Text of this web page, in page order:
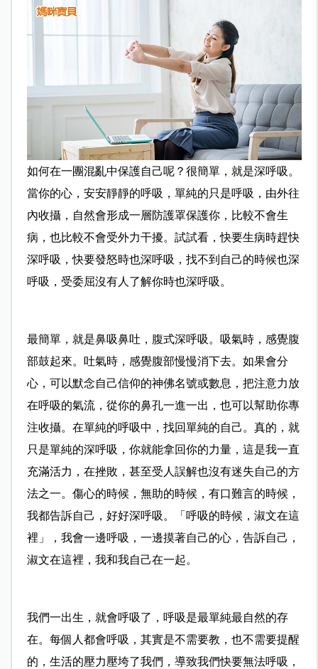
如何在一團混亂中保護自己呢？很簡單，就是深呼吸。
當你的心，安安靜靜的呼吸，單純的只是呼吸，由外往
內收攝，自然會形成一層防護罩保護你，比較不會生
病，也比較不會受外力干擾。試試看，快要生病時趕快
深呼吸，快要發怒時也深呼吸，找不到自己的時候也深
呼吸，受委屈沒有人了解你時也深呼吸。
最簡單，就是鼻吸鼻吐，腹式深呼吸。吸氣時，感覺腹
部鼓起來。吐氣時，感覺腹部慢慢消下去。如果會分
心，可以默念自己信仰的神佛名號或數息，把注意力放
在呼吸的氣流，從你的鼻孔一進一出，也可以幫助你專
注收攝。在單純的呼吸中，找回單純的自己。真的，就
只是單純的深呼吸，你就能拿回你的力量，這是我一直
充滿活力，在挫敗，甚至受人誤解也沒有迷失自己的方
法之一。傷心的時候，無助的時候，有口難言的時候，
我都告訴自己，好好深呼吸。「呼吸的時候，淑文在這
裡」，我會一邊呼吸，一邊摸著自己的心，告訴自己，
淑文在這裡，我和我自己在一起。
我們一出生，就會呼吸了，呼吸是最單純最自然的存
在。每個人都會呼吸，其實是不需要教，也不需要提醒
的，生活的壓力壓垮了我們，導致我們快要無法呼吸，